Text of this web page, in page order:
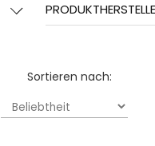
Sortieren nach: